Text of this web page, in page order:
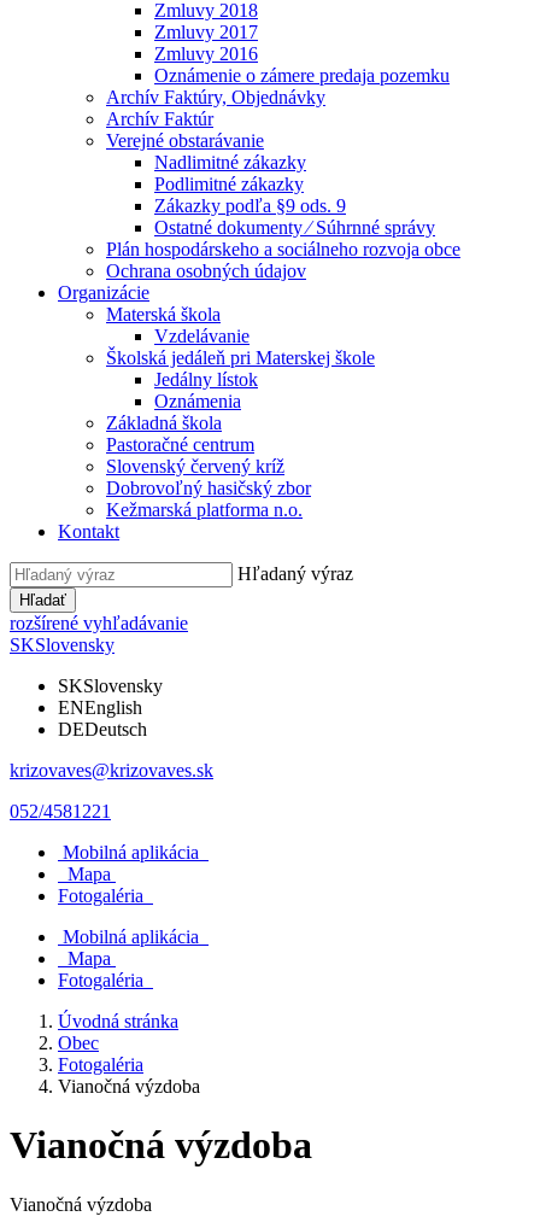
Zmluvy 2018
Zmluvy 2017
Zmluvy 2016
Oznámenie o zámere predaja pozemku
Archív Faktúry, Objednávky
Archív Faktúr
Verejné obstarávanie
Nadlimitné zákazky
Podlimitné zákazky
Zákazky podľa §9 ods. 9
Ostatné dokumenty ⁄ Súhrnné správy
Plán hospodárskeho a sociálneho rozvoja obce
Ochrana osobných údajov
Organizácie
Materská škola
Vzdelávanie
Školská jedáleň pri Materskej škole
Jedálny lístok
Oznámenia
Základná škola
Pastoračné centrum
Slovenský červený kríž
Dobrovoľný hasičský zbor
Kežmarská platforma n.o.
Kontakt
Hľadaný výraz
Hľadať
rozšírené vyhľadávanie
SKSlovensky
SKSlovensky
ENEnglish
DEDeutsch
krizovaves@krizovaves.sk
052/4581221
Mobilná aplikácia
Mapa
Fotogaléria
Mobilná aplikácia
Mapa
Fotogaléria
Úvodná stránka
Obec
Fotogaléria
Vianočná výzdoba
Vianočná výzdoba
Vianočná výzdoba